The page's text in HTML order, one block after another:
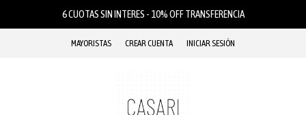
6 CUOTAS SIN INTERES - 10% OFF TRANSFERENCIA
MAYORISTAS CREAR CUENTA INICIAR SESIÓN